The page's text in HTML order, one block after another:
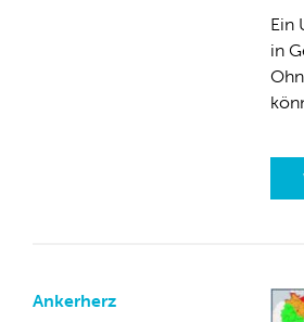
Ein
in
Ankerherz